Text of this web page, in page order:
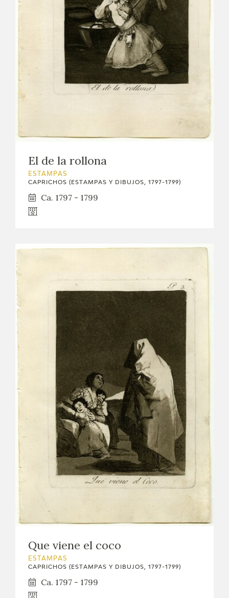
El de la rollona
ESTAMPAS
CAPRICHOS (ESTAMPAS Y DIBUJOS, 1797-1799)
Ca. 1797 - 1799
Que viene el coco
ESTAMPAS
CAPRICHOS (ESTAMPAS Y DIBUJOS, 1797-1799)
Ca. 1797 - 1799